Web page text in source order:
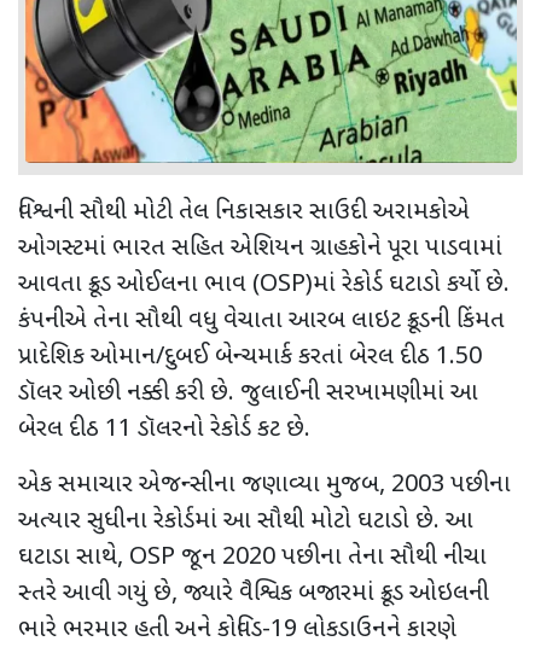
વિશ્વની સૌથી મોટી તેલ નિકાસકાર સાઉદી અરામકોએ
ઓગસ્ટમાં ભારત સહિત એશિયન ગ્રાહકોને પૂરા પાડવામાં
આવતા ક્રૂડ ઓઈલના ભાવ (OSP)માં રેકોર્ડ ઘટાડો કર્યો છે.
કંપનીએ તેના સૌથી વધુ વેચાતા આરબ લાઇટ ક્રૂડની કિંમત
પ્રાદેશિક ઓમાન/દુબઈ બેન્ચમાર્ક કરતાં બેરલ દીઠ 1.50
ડૉલર ઓછી નક્કી કરી છે. જુલાઈની સરખામણીમાં આ
બેરલ દીઠ 11 ડૉલરનો રેકોર્ડ કટ છે.
એક સમાચાર એજન્સીના જણાવ્યા મુજબ, 2003 પછીના
અત્યાર સુધીના રેકોર્ડમાં આ સૌથી મોટો ઘટાડો છે. આ
ઘટાડા સાથે, OSP જૂન 2020પછીના તેના સૌથી નીચા
સ્તરે આવી ગયું છે, જ્યારે વૈશ્વિક બજારમાં ક્રૂડ ઓઇલની
ભારે ભરમાર હતી અને કોવિડ-19 લોકડાઉનને કારણે